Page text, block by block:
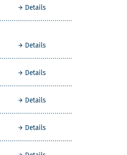
Details
Details
Details
Details
Details